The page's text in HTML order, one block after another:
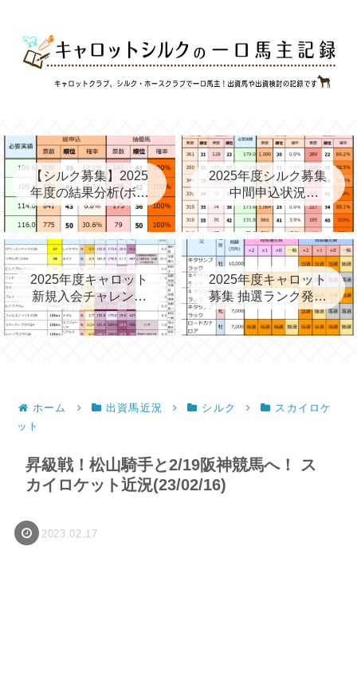
【シルク募集】2025
年度の結果分析(ボー
ダー、確率、昨年度
との比較など)
2025年度シルク募集
中間申込状況
②(08/06)と昨年の中
間③→最終
2025年度キャロット
新規入会チャレンジ
と第2次募集を考える
2025年度キャロット
募集 抽選ランク発表
(09/11)
ホーム 出資馬近況 シルク
スカイロケ
ット
昇級戦！松山騎手と2/19阪神競馬へ！ ス
カイロケット近況(23/02/16)
2023.02.17